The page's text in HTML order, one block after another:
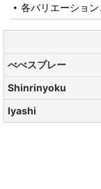
各バリエーション
べべスプレー
Shinrinyoku
Iyashi